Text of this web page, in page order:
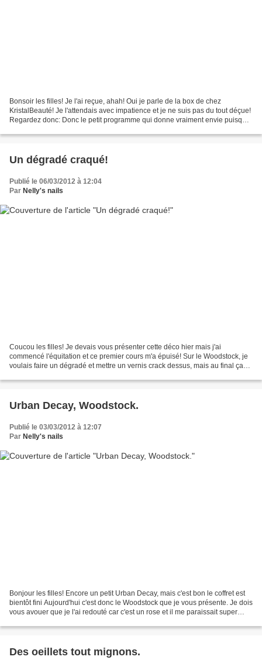
Bonsoir les filles! Je l'ai reçue, ahah! Oui je parle de la box de chez
KristalBeauté! Je l'attendais avec impatience et je ne suis pas du tout déçue!
Regardez donc: Donc le petit programme qui donne vraiment envie puisque
Un dégradé craqué!
Publié le 06/03/2012 à 12:04
Par Nelly's nails
Coucou les filles! Je devais vous présenter cette déco hier mais j'ai
commencé l'équitation et ce premier cours m'a épuisé! Sur le Woodstock, je
voulais faire un dégradé et mettre un vernis crack dessus, mais au final ça
Urban Decay, Woodstock.
Publié le 03/03/2012 à 12:07
Par Nelly's nails
Bonjour les filles! Encore un petit Urban Decay, mais c'est bon le coffret est
bientôt fini Aujourd'hui c'est donc le Woodstock que je vous présente. Je dois
vous avouer que je l'ai redouté car c'est un rose et il me paraissait super
Des oeillets tout mignons.